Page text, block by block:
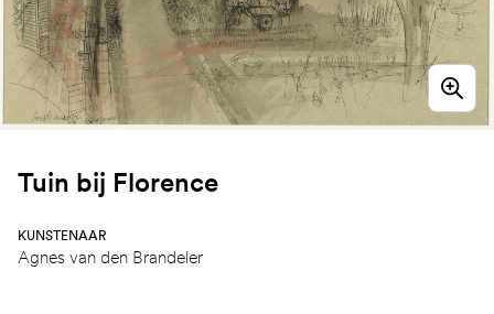
Tuin bij Florence
KUNSTENAAR
Agnes van den Brandeler